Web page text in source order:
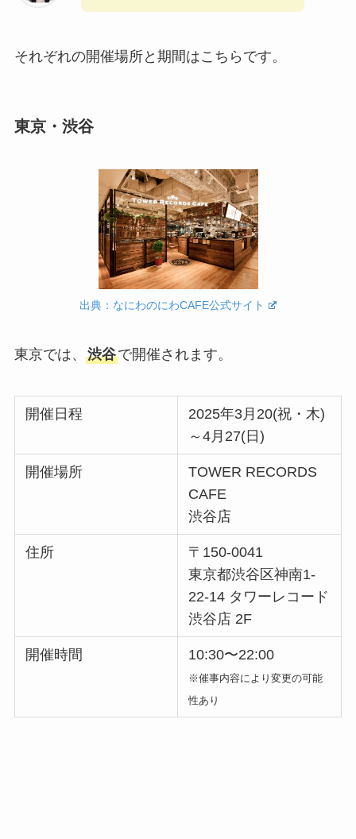
それぞれの開催場所と期間はこちらです。
東京・渋谷
出典：なにわのにわCAFE公式サイト
東京では、 渋谷で開催されます。
開催日程
2025年3月20(祝・木)
～4月27(日)
開催場所
TOWER RECORDS
CAFE
渋谷店
住所
〒150-0041
東京都渋谷区神南1-
22-14 タワーレコード
渋谷店 2F
開催時間 10:30〜22:00
※催事内容により変更の可能
性あり